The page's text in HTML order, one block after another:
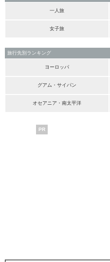
一人旅
女子旅
旅行先別ランキング
ヨーロッパ
グアム・サイパン
オセアニア・南太平洋
PR